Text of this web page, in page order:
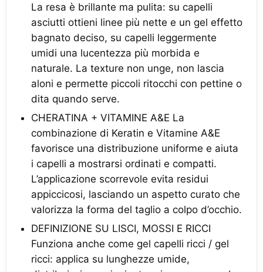
La resa è brillante ma pulita: su capelli
asciutti ottieni linee più nette e un gel effetto
bagnato deciso, su capelli leggermente
umidi una lucentezza più morbida e
naturale. La texture non unge, non lascia
aloni e permette piccoli ritocchi con pettine o
dita quando serve.
CHERATINA + VITAMINE A&E La
combinazione di Keratin e Vitamine A&E
favorisce una distribuzione uniforme e aiuta
i capelli a mostrarsi ordinati e compatti.
L’applicazione scorrevole evita residui
appiccicosi, lasciando un aspetto curato che
valorizza la forma del taglio a colpo d’occhio.
DEFINIZIONE SU LISCI, MOSSI E RICCI
Funziona anche come gel capelli ricci / gel
ricci: applica su lunghezze umide,